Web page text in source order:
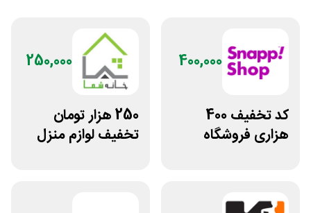
400,000
کد تخفیف 400
هزاری فروشگاه
250,000
250 هزار تومان
تخفیف لوازم منزل